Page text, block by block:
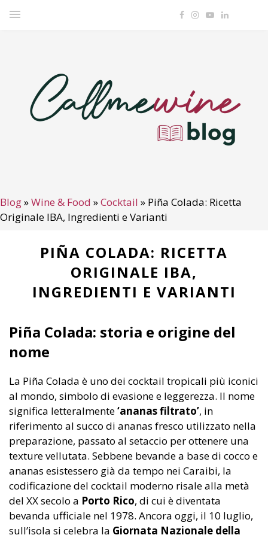
Blog»Wine & Food »Cocktail » Piña Colada: Ricetta
Originale IBA, Ingredienti e Varianti
PIÑA COLADA: RICETTA
ORIGINALE IBA,
INGREDIENTI E VARIANTI
Piña Colada: storia e origine del
nome
La Piña Colada è uno dei cocktail tropicali più iconici
al mondo, simbolo di evasione e leggerezza. Il nome
significa letteralmente‘ananas filtrato’, in
riferimento al succo di ananas fresco utilizzato nella
preparazione, passato al setaccio per ottenere una
texture vellutata. Sebbene bevande a base di cocco e
ananas esistessero già da tempo nei Caraibi, la
codificazione del cocktail moderno risale alla metà
del XX secolo a Porto Rico, di cui è diventata
bevanda ufficiale nel 1978. Ancora oggi, il 10 luglio,
sull’isola si celebra la Giornata Nazionale della